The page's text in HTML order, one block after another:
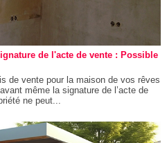
de l'acte de vente : Possible
de vente pour la maison de vos rêves
même la signature de l’acte de
ne peut...